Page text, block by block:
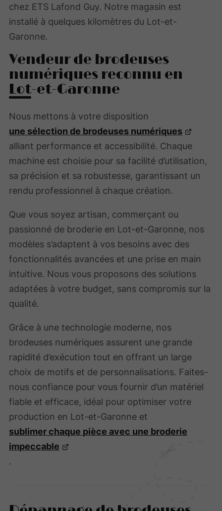
chez ETS Lafond Guy. Notre magasin est
installé à quelques kilomètres du Lot-et-
Garonne.
Vendeur de brodeuses
numériques reconnu en
Lot-et-Garonne
Nous mettons à votre disposition
une sélection de brodeuses numériques
alliant performance et accessibilité. Chaque
machine est choisie pour sa facilité d’utilisation,
sa précision et sa robustesse, garantissant un
rendu professionnel à chaque création.
Que vous soyez artisan, commerçant ou
passionné de broderie en Lot-et-Garonne, nos
modèles s’adaptent à vos besoins avec des
fonctionnalités avancées et une prise en main
intuitive. Nous vous proposons des solutions
adaptées à votre budget, sans compromis sur la
qualité.
Grâce à une technologie moderne, nos
brodeuses numériques assurent une grande
rapidité d’exécution tout en offrant un large
choix de motifs et de personnalisations. Faites-
nous confiance pour vous fournir d’un matériel
fiable et efficace, idéal pour optimiser votre
production en Lot-et-Garonne et
sublimer chaque pièce avec une broderie
impeccable
.